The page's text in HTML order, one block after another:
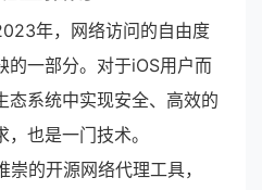
年，网络访问的自由度
的一部分。对于iOS用户而
态系统中实现安全、高效的
也是一门技术。
的开源网络代理工具，